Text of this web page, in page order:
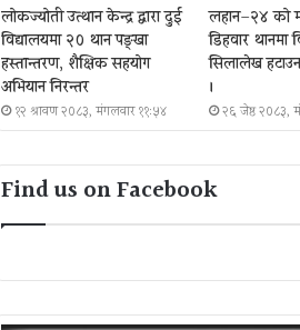
लोकज्योती उत्थान केन्द्र द्वारा दुई
विद्यालयमा २० थान पङ्खा
हस्तान्तरण, शैक्षिक सहयोग
अभियान निरन्तर
१२ श्रावण २०८३, मंगलवार ११:५४
लहान–२४ को
डिहवार थानमा
सिलालेख
।
२६ जेष्ठ २०८३,
Find us on Facebook